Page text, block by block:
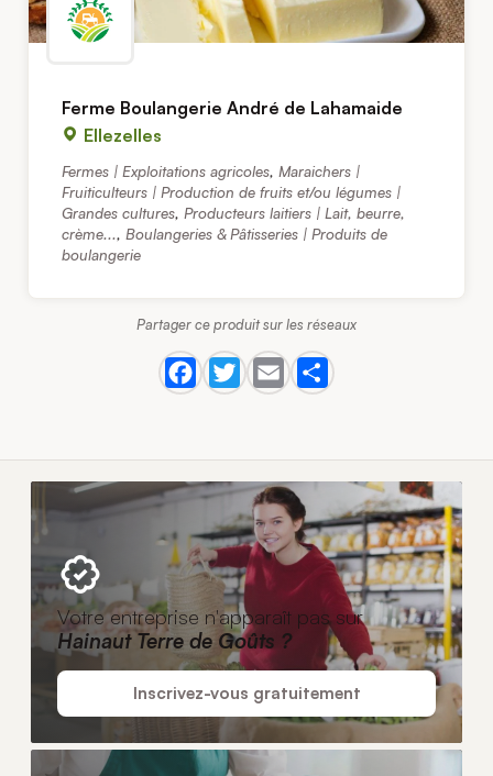
Ferme Boulangerie André de Lahamaide
Ellezelles
Fermes | Exploitations agricoles, Maraichers |
Fruiticulteurs | Production de fruits et/ou légumes |
Grandes cultures, Producteurs laitiers | Lait, beurre,
crème..., Boulangeries & Pâtisseries | Produits de
boulangerie
Partager ce produit sur les réseaux
Votre entreprise n'apparaît pas sur
Hainaut Terre de Goûts ?
Inscrivez-vous gratuitement